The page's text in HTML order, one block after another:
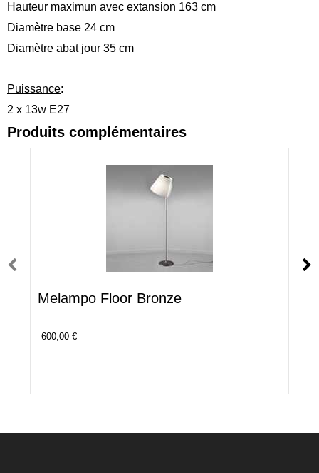
Hauteur maximun avec extansion 163 cm
Diamètre base 24 cm
Diamètre abat jour 35 cm
Puissance:
2 x 13w E27
Produits complémentaires
Melampo Floor Bronze
600,00 €